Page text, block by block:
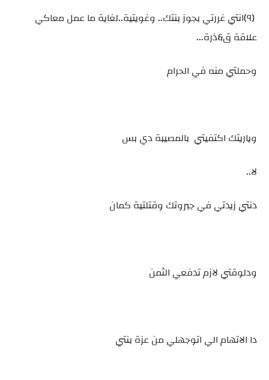
(٩)انتي غررتي بجوز بنتك.. وغويتية..لغاية ما عمل معاكي
علاقة ق&ذرة...
وحملتي منه في الحرام
وياريتك اكتفيتي بالمصيبة دي بس
لا..
دنتي زيدتي في جبروتك وقتلتية كمان
ودلوقتي لازم تدفعي الثمن
دا الاتهام الي اتوجهلي من عزة بنتي